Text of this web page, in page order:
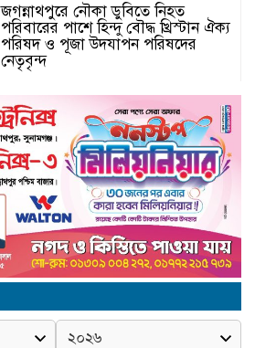
জগন্নাথপুরে নৌকা ডুবিতে নিহত
পরিবারের পাশে হিন্দু বৌদ্ধ খ্রিস্টান ঐক্য
পরিষদ ও পূজা উদযাপন পরিষদের
নেতৃবৃন্দ
Schau auf ourdream-girl.ink für
personalisierte KI-Romantik
vorbei
Camsoda AI’s Immersive Voice
& Image Experience: Elevating
English Language Engagement
in the USA
জগন্নাথপুরে আলোচনা সভা ও পুরস্কার